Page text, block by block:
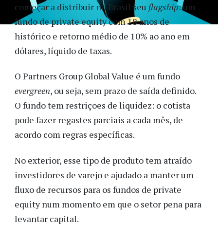
começar a distribuir no Brasil seu flagship: um
fundo de private equity com 18 anos de
histórico e retorno médio de 10% ao ano em
dólares, líquido de taxas.
O Partners Group Global Value é um fundo
evergreen, ou seja, sem prazo de saída definido.
O fundo tem restrições de liquidez: o cotista
pode fazer regastes parciais a cada mês, de
acordo com regras específicas.
No exterior, esse tipo de produto tem atraído
investidores de varejo e ajudado a manter um
fluxo de recursos para os fundos de private
equity num momento em que o setor pena para
levantar capital.